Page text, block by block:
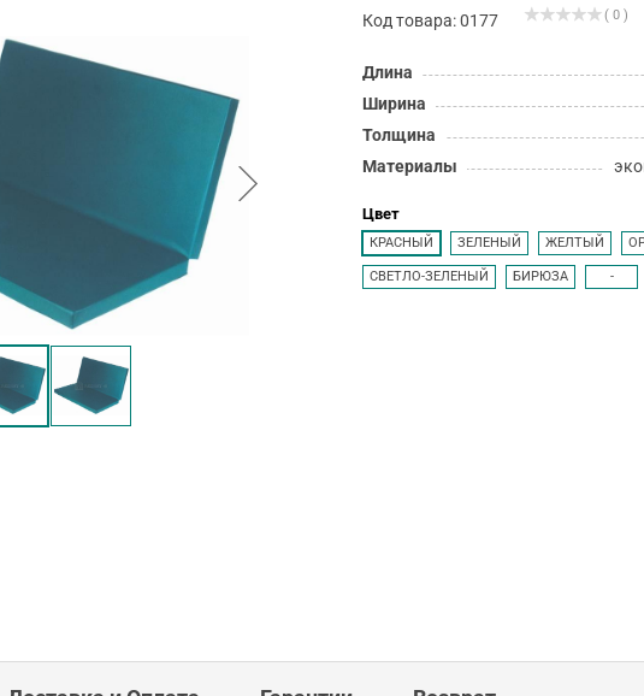
Код товара: 0177 ( 0 )
Длина
Ширина
Толщина
Материалы
Цвет
КРАСНЫЙ ЗЕЛЕНЫЙ ЖЕЛТЫЙ
СВЕТЛО-ЗЕЛЕНЫЙ БИРЮЗА -